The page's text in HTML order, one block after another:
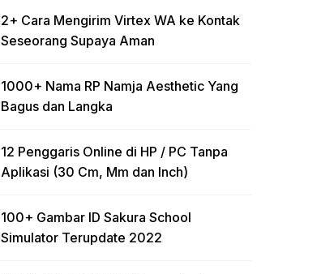
2+ Cara Mengirim Virtex WA ke Kontak
Seseorang Supaya Aman
1000+ Nama RP Namja Aesthetic Yang
Bagus dan Langka
12 Penggaris Online di HP / PC Tanpa
Aplikasi (30 Cm, Mm dan Inch)
100+ Gambar ID Sakura School
Simulator Terupdate 2022